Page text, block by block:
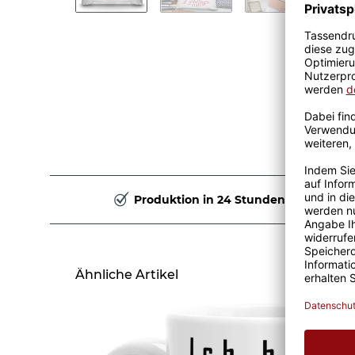
Produktion in 24 Stunden
Ähnliche Artikel